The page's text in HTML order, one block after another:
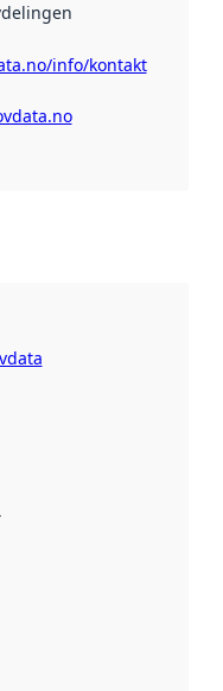
info/kontakt
dataene i dette